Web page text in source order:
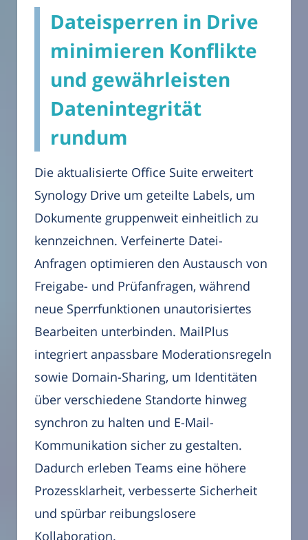
Dateisperren in Drive
minimieren Konflikte
und gewährleisten
Datenintegrität
rundum
Die aktualisierte Office Suite erweitert
Synology Drive um geteilte Labels, um
Dokumente gruppenweit einheitlich zu
kennzeichnen. Verfeinerte Datei-
Anfragen optimieren den Austausch von
Freigabe- und Prüfanfragen, während
neue Sperrfunktionen unautorisiertes
Bearbeiten unterbinden. MailPlus
integriert anpassbare Moderationsregeln
sowie Domain-Sharing, um Identitäten
über verschiedene Standorte hinweg
synchron zu halten und E-Mail-
Kommunikation sicher zu gestalten.
Dadurch erleben Teams eine höhere
Prozessklarheit, verbesserte Sicherheit
und spürbar reibungslosere
Kollaboration.